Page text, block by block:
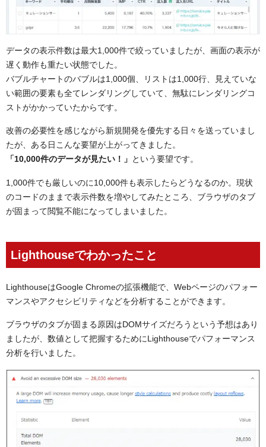
データの表示件数は最大1,000件で絞っていましたが、画面の表示が
遅く動作も重たい状態でした。
バブルチャートのバブルは1,000個、リストは1,000行、見えていな
い範囲の要素も全てレンダリングしていて、無駄にレンダリングコ
ストがかかっていたからです。
改善の必要性を感じながら新規開発を優先する日々を送っていまし
たが、ある日こんな要望が上がってきました。
「10,000件のデータが見たい！」 という要望です。
1,000件でも厳しいのに10,000件も表示したらどうなるのか。現状
のコードのままで表示件数を増やしてみたところ、ブラウザのタブ
が固まって閲覧不能になってしまいました。
Lighthouseでわかったこと
LighthouseはGoogle Chromeの拡張機能で、Webページのパフォー
マンスやアクセシビリティなどを分析することができます。
ブラウザのタブが固まる原因はDOMサイズだろうという予想はあり
ましたが、数値として把握するためにLighthouseでパフォーマンス
分析を行いました。